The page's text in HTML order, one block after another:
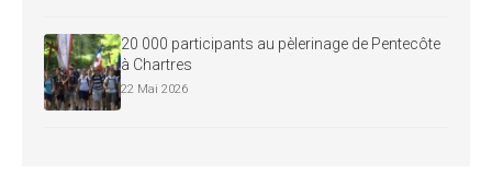
20 000 participants au pèlerinage de Pentecôte
à Chartres
22 Mai 2026